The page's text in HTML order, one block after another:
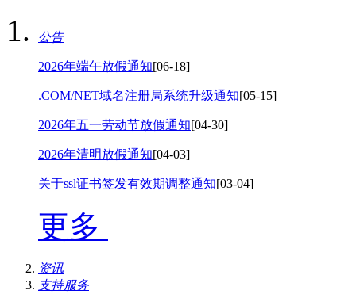
公告
2026年端午放假通知[06-18]
.COM/NET域名注册局系统升级通知[05-15]
2026年五一劳动节放假通知[04-30]
2026年清明放假通知[04-03]
关于ssl证书签发有效期调整通知[03-04]
更多
资讯
支持服务